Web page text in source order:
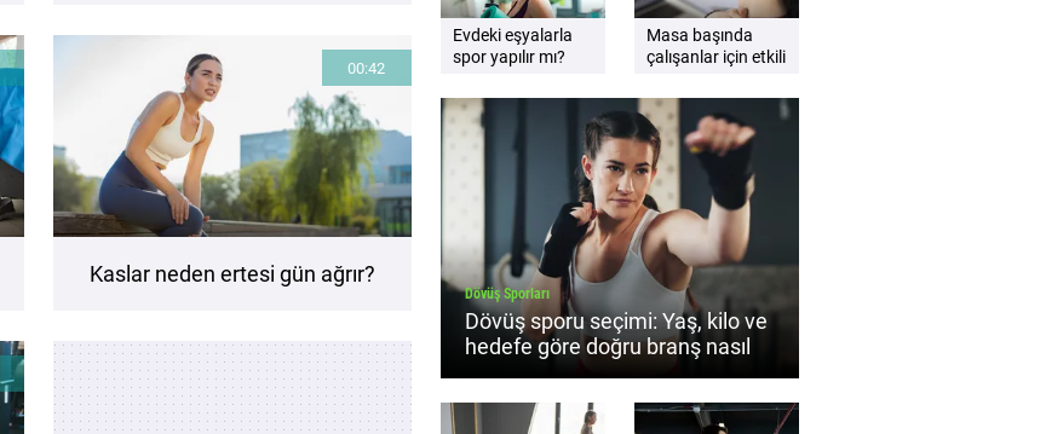
00:42
Kaslar neden ertesi gün ağrır?
Evdeki eşyalarla
spor yapılır mı?
rehberi
Masa başında
çalışanlar için etkili
esnemeleri
Dövüş Sporları
Dövüş sporu seçimi: Yaş, kilo ve
hedefe göre doğru branş nasıl
belirlenir?